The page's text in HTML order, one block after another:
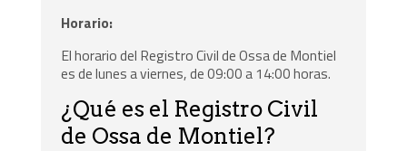
Horario:
El horario del Registro Civil de Ossa de Montiel
es de lunes a viernes, de 09:00 a 14:00 horas.
¿Qué es el Registro Civil
de Ossa de Montiel?